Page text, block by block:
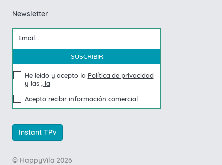
Newsletter
He leído y acepto la Política de privacidad
y las
, la
Acepto recibir información comercial
Instant TPV
© HappyVila 2026